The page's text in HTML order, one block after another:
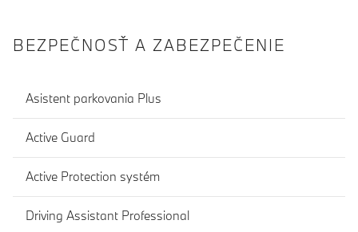
BEZPEČNOSŤ A ZABEZPEČENIE
Asistent parkovania Plus
Active Guard
Active Protection systém
Driving Assistant Professional